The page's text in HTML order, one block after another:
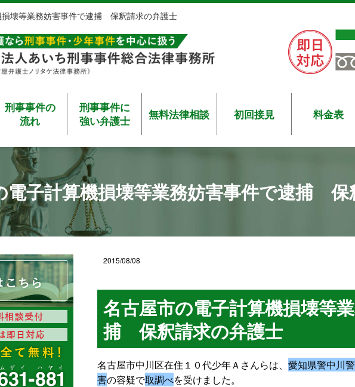
壊等業務妨害事件で逮捕 保釈請求の弁護士
刑事事件の
流れ
刑事事件に
強い弁護士
無料法律相談 初回接見 料金表
電子計算機損壊等業務妨害事件で逮捕 保
2015/08/08
名古屋市の電子計算機損壊等
捕 保釈請求の弁護士
名古屋市中川区在住１０代少年Ａさんらは、 愛知県警中川
害の容疑で取調べを受けました。